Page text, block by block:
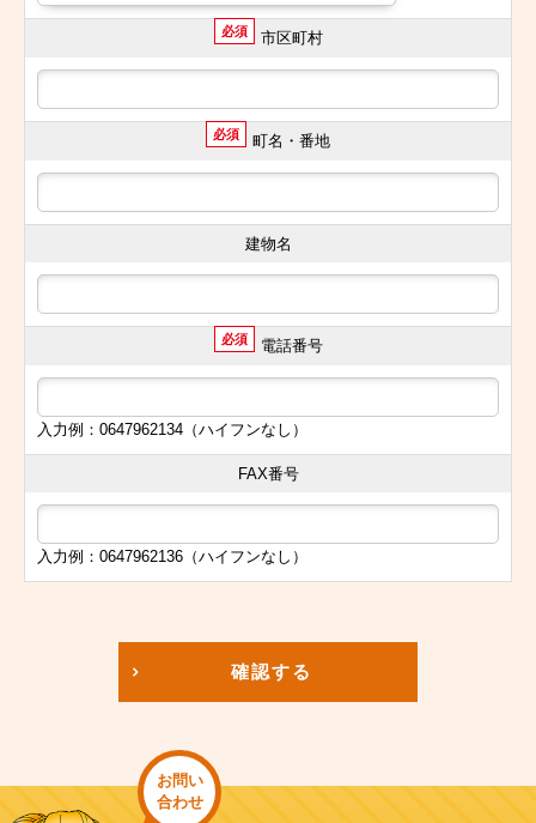
必須 市区町村
必須 町名・番地
建物名
必須 電話番号
入力例：0647962134（ハイフンなし）
FAX番号
入力例：0647962136（ハイフンなし）
確認する
お問い
合わせ